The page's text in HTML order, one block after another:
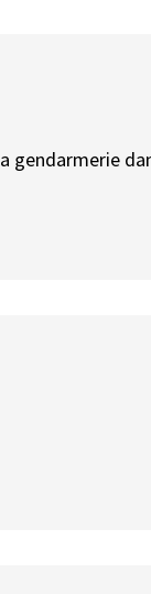
gendarmerie